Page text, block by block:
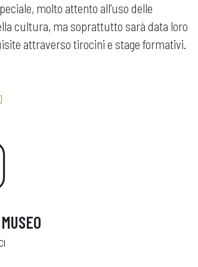
molto attento all’uso delle
cultura, ma soprattutto sarà data loro
attraverso tirocini e stage formativi.